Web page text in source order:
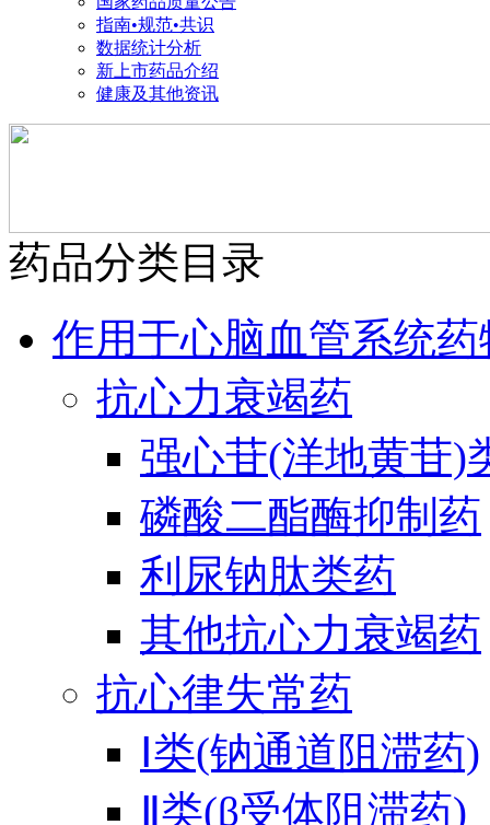
指南•规范•共识
数据统计分析
新上市药品介绍
健康及其他资讯
药品分类目录
作用于心脑血管系统药
抗心力衰竭药
强心苷(洋地黄苷)
磷酸二酯酶抑制药
利尿钠肽类药
其他抗心力衰竭药
抗心律失常药
Ⅰ类(钠通道阻滞药)
Ⅱ类(β受体阻滞药)